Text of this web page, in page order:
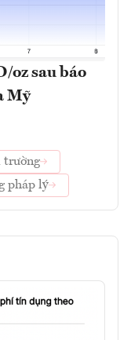
oz sau báo
Mỹ
trường
pháp lý